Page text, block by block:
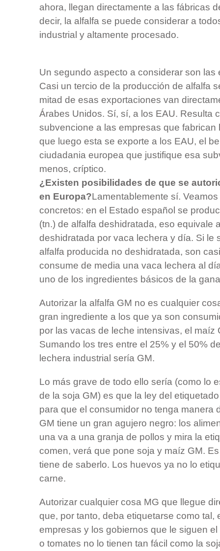
ahora, llegan directamente a las fábricas
decir, la alfalfa se puede considerar a
industrial y altamente procesado.
Un segundo aspecto a considerar son las
Casi un tercio de la producción de alfalfa
mitad de esas exportaciones van
Árabes Unidos. Sí, sí, a los EAU. Resulta
subvencione a las empresas que fabrican
que luego esta se exporte a los EAU, el
ciudadania europea que justifique esa
menos, críptico.
¿Existen posibilidades de que se
en Europa?Lamentablemente sí.
concretos: en el Estado español se
(tn.) de alfalfa deshidratada, eso equivale
deshidratada por vaca lechera y día. Si le
alfalfa producida no deshidratada, son
consume de media una vaca lechera al
uno de los ingredientes básicos de la
Autorizar la alfalfa GM no es cualquier
gran ingrediente a los que ya son
por las vacas de leche intensivas, el maíz
Sumando los tres entre el 25% y el 50%
lechera industrial sería GM.
Lo más grave de todo ello sería (como lo
de la soja GM) es que la ley del
para que el consumidor no tenga manera
GM tiene un gran agujero negro: los
una va a una granja de pollos y mira la
comen, verá que pone soja y maíz GM.
tiene de saberlo. Los huevos ya no lo
carne.
Autorizar cualquier cosa MG que llegue
que, por tanto, deba etiquetarse como tal,
empresas y los gobiernos que le siguen
o tomates no lo tienen tan fácil como la